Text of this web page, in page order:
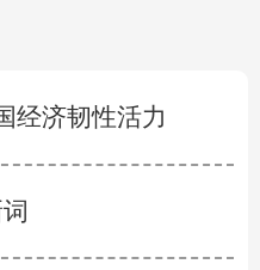
经济韧性活力